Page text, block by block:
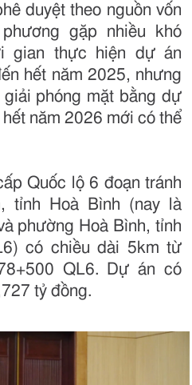
duyệt theo nguồn vốn
gặp nhiều khó
gian thực hiện dự án
hết năm 2025, nhưng
phóng mặt bằng dự
năm 2026 mới có thể
Quốc lộ 6 đoạn tránh
tỉnh Hoà Bình (nay là
phường Hoà Bình, tỉnh
có chiều dài 5km từ
QL6. Dự án có
tỷ đồng.